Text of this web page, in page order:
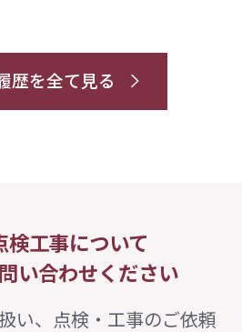
歴を全て見る
検工事について
い合わせください
い、点検・工事のご依頼